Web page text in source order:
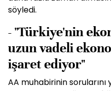
söyledi.
- "Türkiye'nin
uzun vadeli
işaret ediyor"
AA muhabirinin sorularını